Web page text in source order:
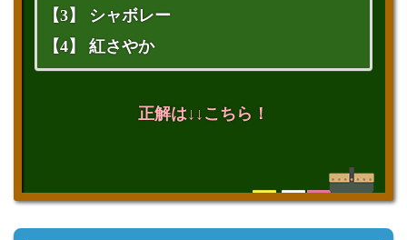
【3】 シャボレー
【4】 紅さやか
正解は↓↓こちら！